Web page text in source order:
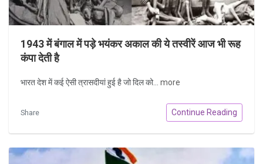
1943 में बंगाल में पड़े भयंकर अकाल की ये तस्वीरें आज भी रूह
कंपा देती है
भारत देश में कई ऐसी त्रासदीयां हुई है जो दिल को... more
Share Continue Reading